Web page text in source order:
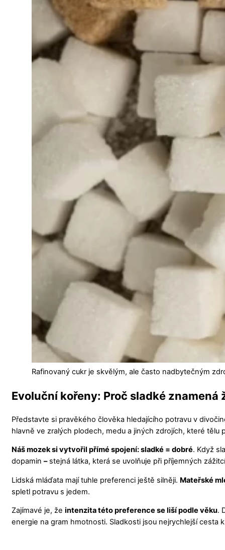
Rafinovaný cukr je skvělým, ale často nadbytečným
Evoluční kořeny: Proč sladké znamená
Představte si pravěkého člověka hledajícího potravu v
hlavně ve zralých plodech, medu a jiných zdrojích, které tělu
Náš mozek si vytvořil přímé spojení: sladké = dobré. Když
dopamin –stejná látka, která se uvolňuje při příjemných
Lidská mláďata mají tuhle preferenci ještě silněji. Mateřské
spletl potravu s jedem.
Zajímavé je, že intenzita této preference se liší podle věku.
energie na gram hmotnosti. Sladkosti jsou nejrychlejší cesta